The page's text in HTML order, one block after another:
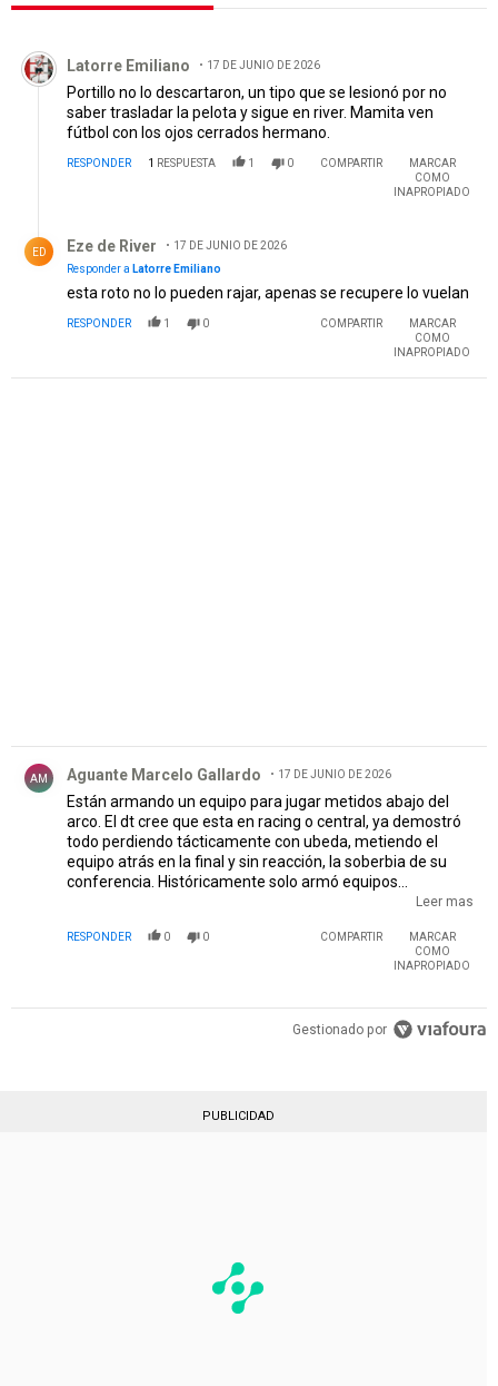
Comentario de Latorre Emiliano .
Latorre Emiliano 17 DE JUNIO DE 2026
Portillo no lo descartaron, un tipo que se lesionó por no
saber trasladar la pelota y sigue en river. Mamita ven
fútbol con los ojos cerrados hermano.
RESPONDER 1 RESPUESTA 1 0 COMPARTIR
MARCAR
COMO
INAPROPIADO
ED Eze de River
17 DE JUNIO DE 2026
Responder a Latorre Emiliano
esta roto no lo pueden rajar, apenas se recupere lo vuelan
RESPONDER 1 0 COMPARTIR
MARCAR
COMO
INAPROPIADO
AM Aguante Marcelo Gallardo 17 DE JUNIO DE 2026
Están armando un equipo para jugar metidos abajo del
arco. El dt cree que esta en racing o central, ya demostró
todo perdiendo tácticamente con ubeda, metiendo el
equipo atrás en la final y sin reacción, la soberbia de su
conferencia. Históricamente solo armó equipos
defensivos. Porque están armando un equipo así??.. es
nos salvó juanfer que había dejado afuera. Se metió atrás
Leer mas
RESPONDER 0 0 COMPARTIR
MARCAR
COMO
INAPROPIADO
Gestionado por
PUBLICIDAD